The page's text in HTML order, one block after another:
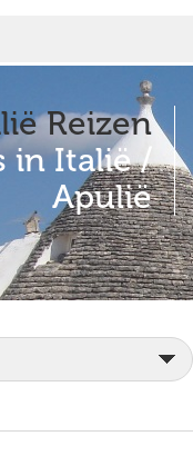
Reizen
in Italië /
Apulië